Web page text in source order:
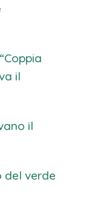
il
il
del verde